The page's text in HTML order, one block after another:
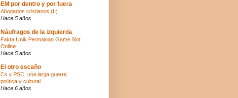
EM por dentro y por fuera
Abogados cristianos (II)
Hace 5 años
Náufragos de la izquierda
Fakta Unik Permainan Game Slot
Online
Hace 5 años
El otro escaño
Cs y PSC: una larga guerra
política y cultural
Hace 6 años